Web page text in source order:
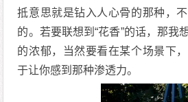
抵意思就是钻入人心骨的那种，
的。若要联想到“花香”的话，那我
的浓郁，当然要看在某个场景下
于让你感到那种渗透力。